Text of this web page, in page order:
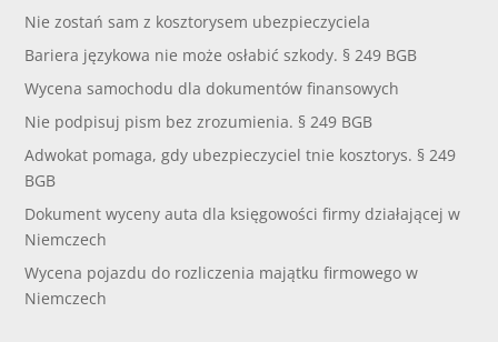
Nie zostań sam z kosztorysem ubezpieczyciela
Bariera językowa nie może osłabić szkody. § 249 BGB
Wycena samochodu dla dokumentów finansowych
Nie podpisuj pism bez zrozumienia. § 249 BGB
Adwokat pomaga, gdy ubezpieczyciel tnie kosztorys. § 249
BGB
Dokument wyceny auta dla księgowości firmy działającej w
Niemczech
Wycena pojazdu do rozliczenia majątku firmowego w
Niemczech